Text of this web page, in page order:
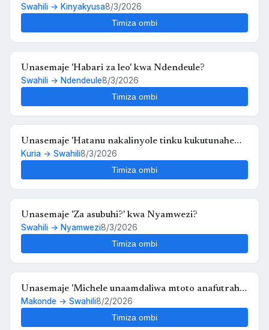
Swahili → Kinyakyusa8/3/2026
Timiza ombi
Unasemaje 'Habari za leo' kwa Ndendeule?
Swahili → Ndendeule8/3/2026
Timiza ombi
Unasemaje 'Hatanu nakalinyole tinku kukutunahe
mula uche kunyankya mute' kwa Swahili?
Kuria → Swahili8/3/2026
Timiza ombi
Unasemaje 'Za asubuhi?' kwa Nyamwezi?
Swahili → Nyamwezi8/3/2026
Timiza ombi
Unasemaje 'Michele unaamdaliwa mtoto anafutrahia'
kwa Swahili?
Makonde → Swahili8/2/2026
Timiza ombi